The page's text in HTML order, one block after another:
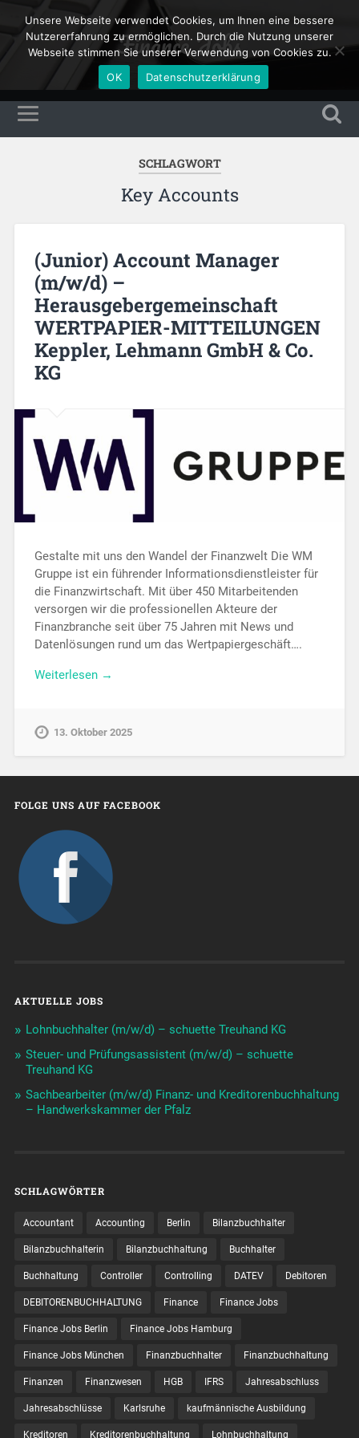
Finance Jobs
SCHLAGWORT
Key Accounts
(Junior) Account Manager
(m/w/d) –
Herausgebergemeinschaft
WERTPAPIER-MITTEILUNGEN
Keppler, Lehmann GmbH & Co.
KG
Gestalte mit uns den Wandel der Finanzwelt Die WM
Gruppe ist ein führender Informationsdienstleister für
die Finanzwirtschaft. Mit über 450 Mitarbeitenden
versorgen wir die professionellen Akteure der
Finanzbranche seit über 75 Jahren mit News und
Datenlösungen rund um das Wertpapiergeschäft….
Weiterlesen →
13. Oktober 2025
FOLGE UNS AUF FACEBOOK
AKTUELLE JOBS
Lohnbuchhalter (m/w/d) – schuette Treuhand KG
Steuer- und Prüfungsassistent (m/w/d) – schuette
Treuhand KG
Sachbearbeiter (m/w/d) Finanz- und Kreditorenbuchhaltung
– Handwerkskammer der Pfalz
SCHLAGWÖRTER
Accountant Accounting Berlin Bilanzbuchhalter
Bilanzbuchhalterin Bilanzbuchhaltung Buchhalter
Buchhaltung Controller Controlling DATEV Debitoren
DEBITORENBUCHHALTUNG Finance Finance Jobs
Finance Jobs Berlin Finance Jobs Hamburg
Finance Jobs München Finanzbuchhalter Finanzbuchhaltung
Finanzen Finanzwesen HGB IFRS Jahresabschluss
Jahresabschlüsse Karlsruhe kaufmännische Ausbildung
Kreditoren Kreditorenbuchhaltung Lohnbuchhaltung
Unsere Webseite verwendet Cookies, um Ihnen eine bessere
Nutzererfahrung zu ermöglichen. Durch die Nutzung unserer
Webseite stimmen Sie unserer Verwendung von Cookies zu.
OK
Datenschutzerklärung